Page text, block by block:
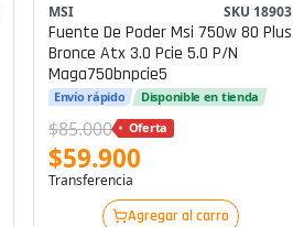
MSI SKU 18903
Fuente De Poder Msi 750w 80 Plus
Bronce Atx 3.0 Pcie 5.0 P/n
Maga750bnpcie5
Envío rápido Disponible en tienda
$85.000 Oferta
$59.900
Transferencia
Agregar al carro